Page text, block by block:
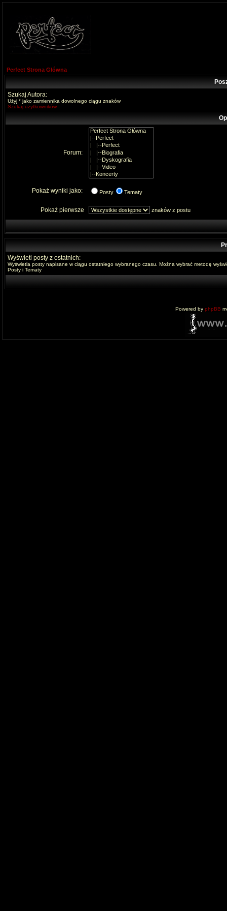
Perfect Strona Główna
Szukaj Autora:
Użyj * jako zamiennika dowolnego ciągu znaków
Szukaj użytkowników
Forum:
Pokaż wyniki jako: Posty Tematy
Pokaż pierwsze znaków z postu
Wyświetl posty z ostatnich:
Wyświetla posty napisane w ciągu ostatniego wybranego czasu. Można wybrać metodę
Posty i Tematy
Powered by phpBB